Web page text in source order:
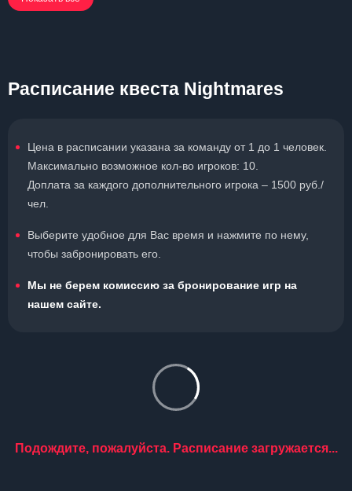
Расписание квеста Nightmares
Цена в расписании указана за команду от 1 до 1 человек.
Максимально возможное кол-во игроков: 10.
Доплата за каждого дополнительного игрока – 1500 руб./
чел.
Выберите удобное для Вас время и нажмите по нему,
чтобы забронировать его.
Мы не берем комиссию за бронирование игр на
нашем сайте.
Подождите, пожалуйста. Расписание загружается...